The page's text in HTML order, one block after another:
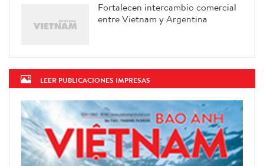
Fortalecen intercambio comercial
entre Vietnam y Argentina
LEER PUBLICACIONES IMPRESAS